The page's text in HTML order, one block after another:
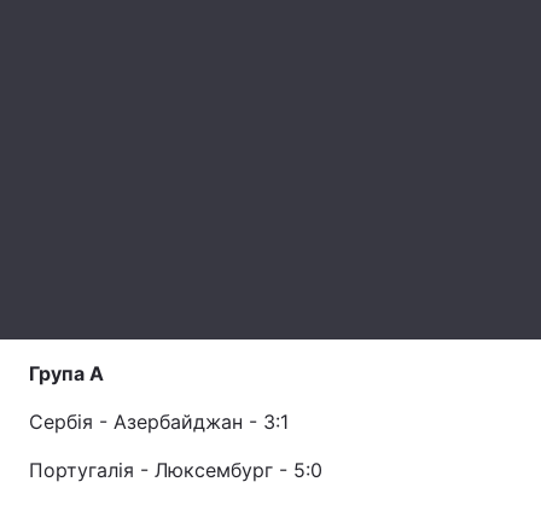
Архів
Контакти
Послуги
Група А
Сербія - Азербайджан - 3:1
Португалія - Люксембург - 5:0